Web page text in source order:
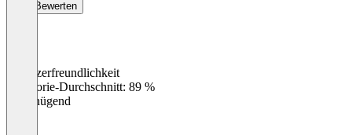
Bewerten
Benutzerfreundlichkeit
Kategorie-Durchschnitt: 89 %
Ungenügend